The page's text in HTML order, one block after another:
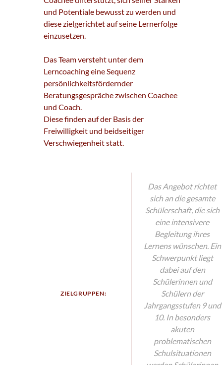
und Potentiale bewusst zu werden und
diese zielgerichtet auf seine Lernerfolge
einzusetzen.
Das Team versteht unter dem
Lerncoaching eine Sequenz
persönlichkeitsfördernder
Beratungsgespräche zwischen Coachee
und Coach.
Diese finden auf der Basis der
Freiwilligkeit und beidseitiger
Verschwiegenheit statt.
ZIELGRUPPEN:
Das Angebot richtet
sich an die gesamte
Schülerschaft, die sich
eine intensivere
Begleitung ihres
Lernens wünschen. Ein
Schwerpunkt liegt
dabei auf den
Schülerinnen und
Schülern der
Jahrgangsstufen 9 und
10. In besonders
akuten
problematischen
Schulsituationen